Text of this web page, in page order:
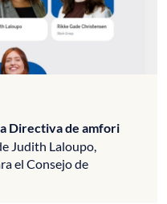
Directiva de amfori
Judith Laloupo,
el Consejo de